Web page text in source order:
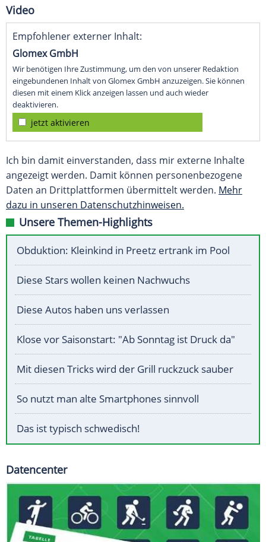
Video
Empfohlener externer Inhalt:
Glomex GmbH
Wir benötigen Ihre Zustimmung, um den von unserer Redaktion
eingebundenen Inhalt von Glomex GmbH anzuzeigen. Sie können
diesen mit einem Klick anzeigen lassen und auch wieder
deaktivieren.
jetzt aktivieren
Ich bin damit einverstanden, dass mir externe Inhalte
angezeigt werden. Damit können personenbezogene
Daten an Drittplattformen übermittelt werden. Mehr
dazu in unseren Datenschutzhinweisen.
Unsere Themen-Highlights
Obduktion: Kleinkind in Preetz ertrank im Pool
Diese Stars wollen keinen Nachwuchs
Diese Autos haben uns verlassen
Klose vor Saisonstart: "Ab Sonntag ist Druck da"
Mit diesen Tricks wird der Grill ruckzuck sauber
So nutzt man alte Smartphones sinnvoll
Das ist typisch schwedisch!
Datencenter